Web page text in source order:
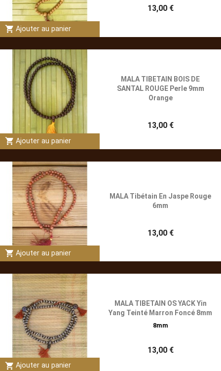
shopping_cart Ajouter au panier
13,00 €
shopping_cart Ajouter au panier
MALA TIBETAIN BOIS DE
SANTAL ROUGE Perle 9mm
Orange
13,00 €
shopping_cart Ajouter au panier
MALA Tibétain En Jaspe Rouge
6mm
13,00 €
shopping_cart Ajouter au panier
MALA TIBETAIN OS YACK Yin
Yang Teinté Marron Foncé 8mm
8mm
13,00 €